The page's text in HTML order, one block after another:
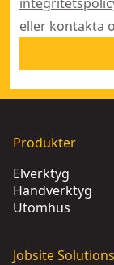
eller kontakta
Produkter
Elverktyg
Handverktyg
Utomhus
Jobsite Solutions